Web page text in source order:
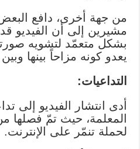
من جهة أخرى، دافع
مشيرين إلى أن الفيديو
بشكل متعمّد لتشويه
يعدو كونه مزاحاً بينها
التداعيات:
أدى انتشار الفيديو إلى
المعلمة، حيث تمّ فصلها
لحملة تنمّر على الإنترنت.